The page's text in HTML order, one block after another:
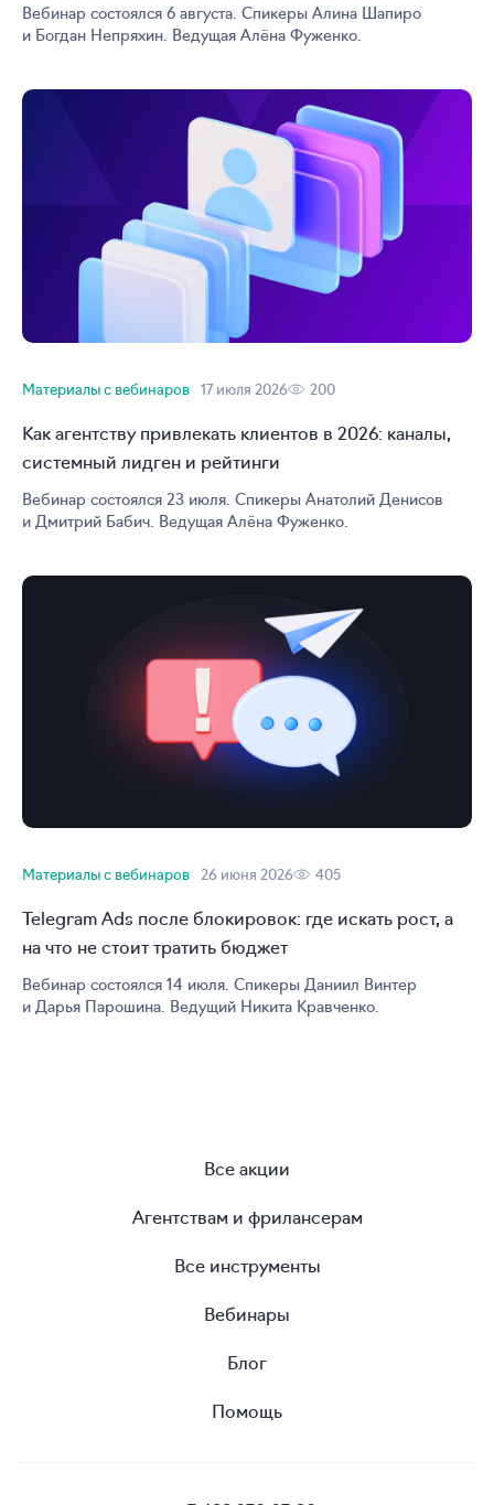
Вебинар состоялся 6 августа. Спикеры Алина Шапиро
и Богдан Непряхин. Ведущая Алёна Фуженко.
Материалы с вебинаров 17 июля 2026 200
Как агентству привлекать клиентов в 2026: каналы,
системный лидген и рейтинги
Вебинар состоялся 23 июля. Спикеры Анатолий Денисов
и Дмитрий Бабич. Ведущая Алёна Фуженко.
Материалы с вебинаров 26 июня 2026 405
Telegram Ads после блокировок: где искать рост, а
на что не стоит тратить бюджет
Вебинар состоялся 14 июля. Спикеры Даниил Винтер
и Дарья Парошина. Ведущий Никита Кравченко.
Все акции
Агентствам и фрилансерам
Все инструменты
Вебинары
Блог
Помощь